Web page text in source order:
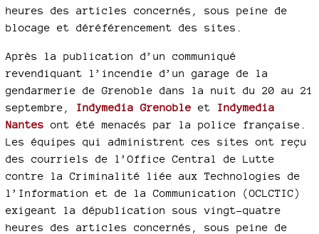
heures des articles concernés, sous peine de
blocage et déréférencement des sites.
Après la publication d’un communiqué
revendiquant l’incendie d’un garage de la
gendarmerie de Grenoble dans la nuit du 20 au 21
septembre, Indymedia Grenoble et Indymedia
Nantes ont été menacés par la police française.
Les équipes qui administrent ces sites ont reçu
des courriels de l’Office Central de Lutte
contre la Criminalité liée aux Technologies de
l’Information et de la Communication (OCLCTIC)
exigeant la dépublication sous vingt-quatre
heures des articles concernés, sous peine de